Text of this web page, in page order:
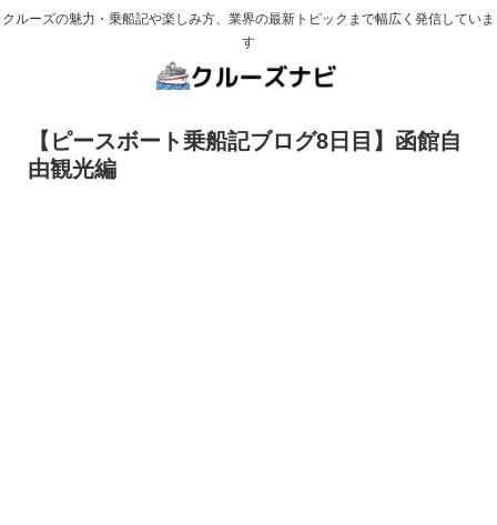
クルーズの魅力・乗船記や楽しみ方、業界の最新トピックまで幅広く発信していま
す
【ピースボート乗船記ブログ8日目】函館自
由観光編